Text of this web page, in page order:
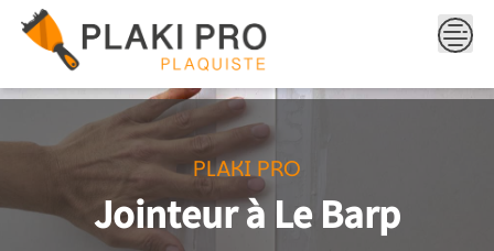
content
PLAKI PRO
Jointeur à Le Barp